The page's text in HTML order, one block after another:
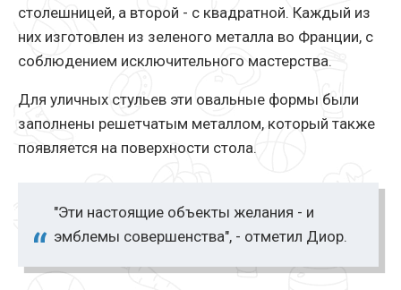
столешницей, а второй - с квадратной. Каждый из
них изготовлен из зеленого металла во Франции, с
соблюдением исключительного мастерства.
Для уличных стульев эти овальные формы были
заполнены решетчатым металлом, который также
появляется на поверхности стола.
"Эти настоящие объекты желания - и
эмблемы совершенства", - отметил Диор.